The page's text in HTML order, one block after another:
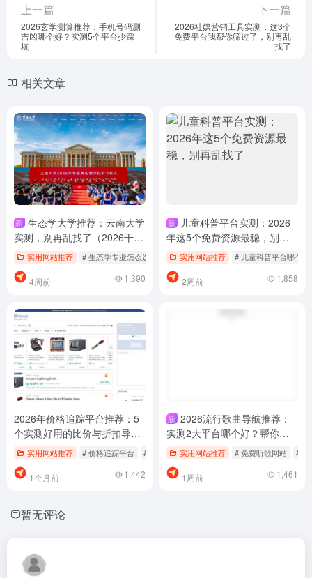
上一篇
2026玄学测算推荐：手机号码测
吉凶哪个好？实测5个平台少踩
坑
下一篇
2026社媒营销工具实测：这3个
免费平台我帮你筛过了，别再乱
找了
相关文章
新 生态学大学推荐：云南大学
实测，别再乱找了（2026干
货）实用网站推荐 # 生态学专业怎么选 # 生态学哪个学校好 # 生态学大学推荐
4周前 1,390
新 儿童科普平台实测：2026
年这5个免费资源最稳，别再
乱找了实用网站推荐 # 儿童科普平台哪个好
2周前 1,858
2026年价格追踪平台推荐：5
个实测好用的比价与折扣导
航，别再乱找了
实用网站推荐 # 价格追踪平台 # 国内比价导购 # 折扣信息导航
1个月前 1,442
新 2026流行歌曲导航推荐：
实测2大平台哪个好？帮你筛
过少踩坑
实用网站推荐 # 免费听歌网站 # 在
1周前 1,461
暂无评论